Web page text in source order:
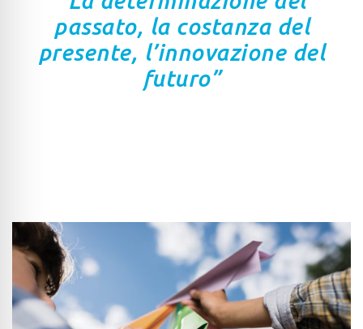
passato, la costanza del
presente, l’innovazione del
futuro”